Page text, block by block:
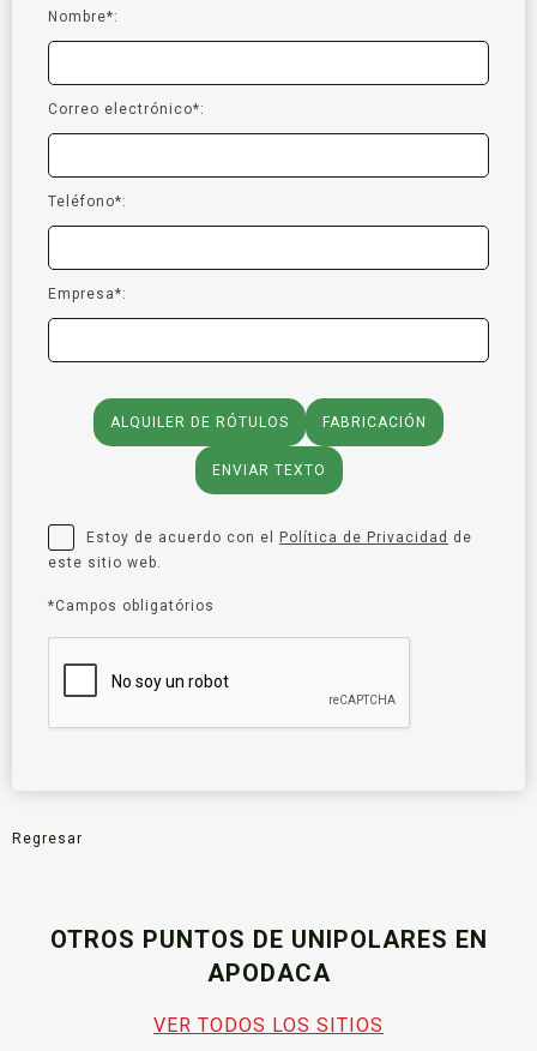
Nombre*:
Correo electrónico*:
Teléfono*:
Empresa*:
ALQUILER DE RÓTULOS FABRICACIÓN
ENVIAR TEXTO
Estoy de acuerdo con el Política de Privacidad de
este sitio web.
*Campos obligatórios
Regresar
OTROS PUNTOS DE UNIPOLARES EN
APODACA
VER TODOS LOS SITIOS